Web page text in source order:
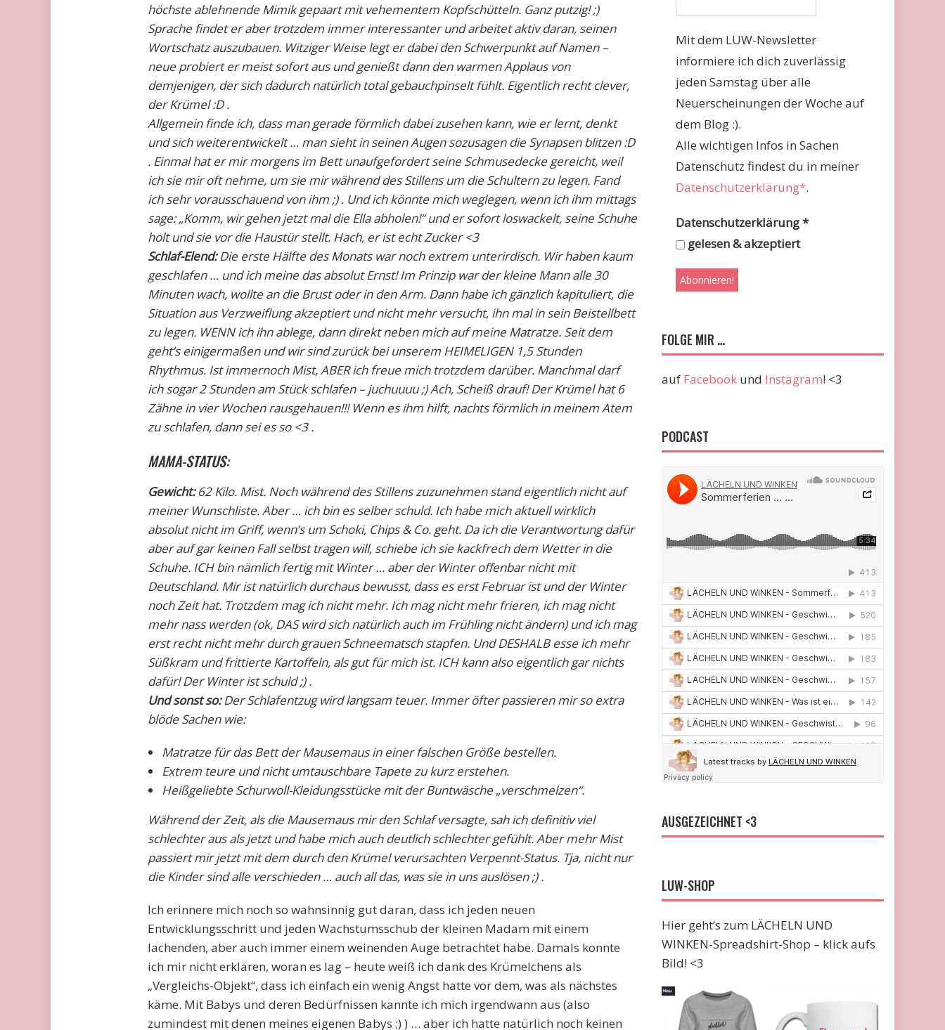
höchste ablehnende Mimik gepaart mit vehementem Kopfschütteln. Ganz putzig! ;)
Sprache findet er aber trotzdem immer interessanter und arbeitet aktiv daran, seinen
Wortschatz auszubauen. Witziger Weise legt er dabei den Schwerpunkt auf Namen –
neue probiert er meist sofort aus und genießt dann den warmen Applaus von
demjenigen, der sich dadurch natürlich total gebauchpinselt fühlt. Eigentlich recht clever,
der Krümel :D .
Allgemein finde ich, dass man gerade förmlich dabei zusehen kann, wie er lernt, denkt
und sich weiterentwickelt … man sieht in seinen Augen sozusagen die Synapsen blitzen :D
. Einmal hat er mir morgens im Bett unaufgefordert seine Schmusedecke gereicht, weil
ich sie mir oft nehme, um sie mir während des Stillens um die Schultern zu legen. Fand
ich sehr vorausschauend von ihm ;) . Und ich könnte mich weglegen, wenn ich ihm mittags
sage: „Komm, wir gehen jetzt mal die Ella abholen!“ und er sofort loswackelt, seine Schuhe
holt und sie vor die Haustür stellt. Hach, er ist echt Zucker <3
Schlaf-Elend:Die erste Hälfte des Monats war noch extrem unterirdisch. Wir haben kaum
geschlafen … und ich meine das absolut Ernst! Im Prinzip war der kleine Mann alle 30
Minuten wach, wollte an die Brust oder in den Arm. Dann habe ich gänzlich kapituliert, die
Situation aus Verzweiflung akzeptiert und nicht mehr versucht, ihn mal in sein Beistellbett
zu legen. WENN ich ihn ablege, dann direkt neben mich auf meine Matratze. Seit dem
geht’s einigermaßen und wir sind zurück bei unserem HEIMELIGEN 1,5 Stunden
Rhythmus. Ist immernoch Mist, ABER ich freue mich trotzdem darüber. Manchmal darf
ich sogar 2 Stunden am Stück schlafen – juchuuuu ;) Ach, Scheiß drauf! Der Krümel hat 6
Zähne in vier Wochen rausgehauen!!! Wenn es ihm hilft, nachts förmlich in meinem Atem
zu schlafen, dann sei es so <3 .
MAMA-STATUS:
Gewicht:62 Kilo. Mist. Noch während des Stillens zuzunehmen stand eigentlich nicht auf
meiner Wunschliste. Aber … ich bin es selber schuld. Ich habe mich aktuell wirklich
absolut nicht im Griff, wenn’s um Schoki, Chips & Co. geht. Da ich die Verantwortung dafür
aber auf gar keinen Fall selbst tragen will, schiebe ich sie kackfrech dem Wetter in die
Schuhe. ICH bin nämlich fertig mit Winter … aber der Winter offenbar nicht mit
Deutschland. Mir ist natürlich durchaus bewusst, dass es erst Februar ist und der Winter
noch Zeit hat. Trotzdem mag ich nicht mehr. Ich mag nicht mehr frieren, ich mag nicht
mehr nass werden (ok, DAS wird sich natürlich auch im Frühling nicht ändern) und ich mag
erst recht nicht mehr durch grauen Schneematsch stapfen. Und DESHALB esse ich mehr
Süßkram und frittierte Kartoffeln, als gut für mich ist. ICH kann also eigentlich gar nichts
dafür! Der Winter ist schuld ;) .
Und sonst so:Der Schlafentzug wird langsam teuer. Immer öfter passieren mir so extra
blöde Sachen wie:
Matratze für das Bett der Mausemaus in einer falschen Größe bestellen.
Extrem teure und nicht umtauschbare Tapete zu kurz erstehen.
Heißgeliebte Schurwoll-Kleidungsstücke mit der Buntwäsche „verschmelzen“.
Während der Zeit, als die Mausemaus mir den Schlaf versagte, sah ich definitiv viel
schlechter aus als jetzt und habe mich auch deutlich schlechter gefühlt. Aber mehr Mist
passiert mir jetzt mit dem durch den Krümel verursachten Verpennt-Status. Tja, nicht nur
die Kinder sind alle verschieden … auch all das, was sie in uns auslösen ;) .
Ich erinnere mich noch so wahnsinnig gut daran, dass ich jeden neuen
Entwicklungsschritt und jeden Wachstumsschub der kleinen Madam mit einem
lachenden, aber auch immer einem weinenden Auge betrachtet habe. Damals konnte
ich mir nicht erklären, woran es lag – heute weiß ich dank des Krümelchens als
„Vergleichs-Objekt“, dass ich einfach ein wenig Angst hatte vor dem, was als nächstes
käme. Mit Babys und deren Bedürfnissen kannte ich mich irgendwann aus (also
zumindest mit denen meines eigenen Babys ;) ) … aber ich hatte natürlich noch keinen
Mit dem LUW-Newsletter
informiere ich dich zuverlässig
jeden Samstag über alle
Neuerscheinungen der Woche auf
dem Blog :).
Alle wichtigen Infos in Sachen
Datenschutz findest du in meiner
Datenschutzerklärung*.
Datenschutzerklärung*
gelesen & akzeptiert
FOLGE MIR …
auf Facebook und Instagram! <3
PODCAST
AUSGEZEICHNET <3
LUW-SHOP
Hier geht’s zum LÄCHELN UND
WINKEN-Spreadshirt-Shop – klick aufs
Bild! <3